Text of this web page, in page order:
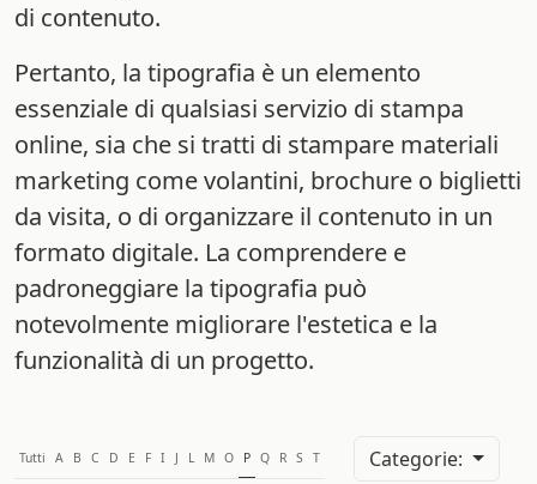
di contenuto.
Pertanto, la tipografia è un elemento
essenziale di qualsiasi servizio di stampa
online, sia che si tratti di stampare materiali
marketing come volantini, brochure o biglietti
da visita, o di organizzare il contenuto in un
formato digitale. La comprendere e
padroneggiare la tipografia può
notevolmente migliorare l'estetica e la
funzionalità di un progetto.
Tutti A B C D E F I J L M O P Q R S T Categorie: